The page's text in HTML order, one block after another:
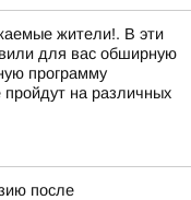
жители!. В эти
для вас обширную
программу
на различных
после